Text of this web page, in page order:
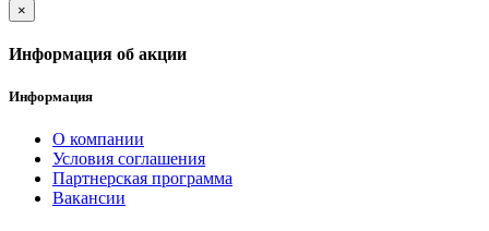
×
Информация об акции
Информация
О компании
Условия соглашения
Партнерская программа
Вакансии